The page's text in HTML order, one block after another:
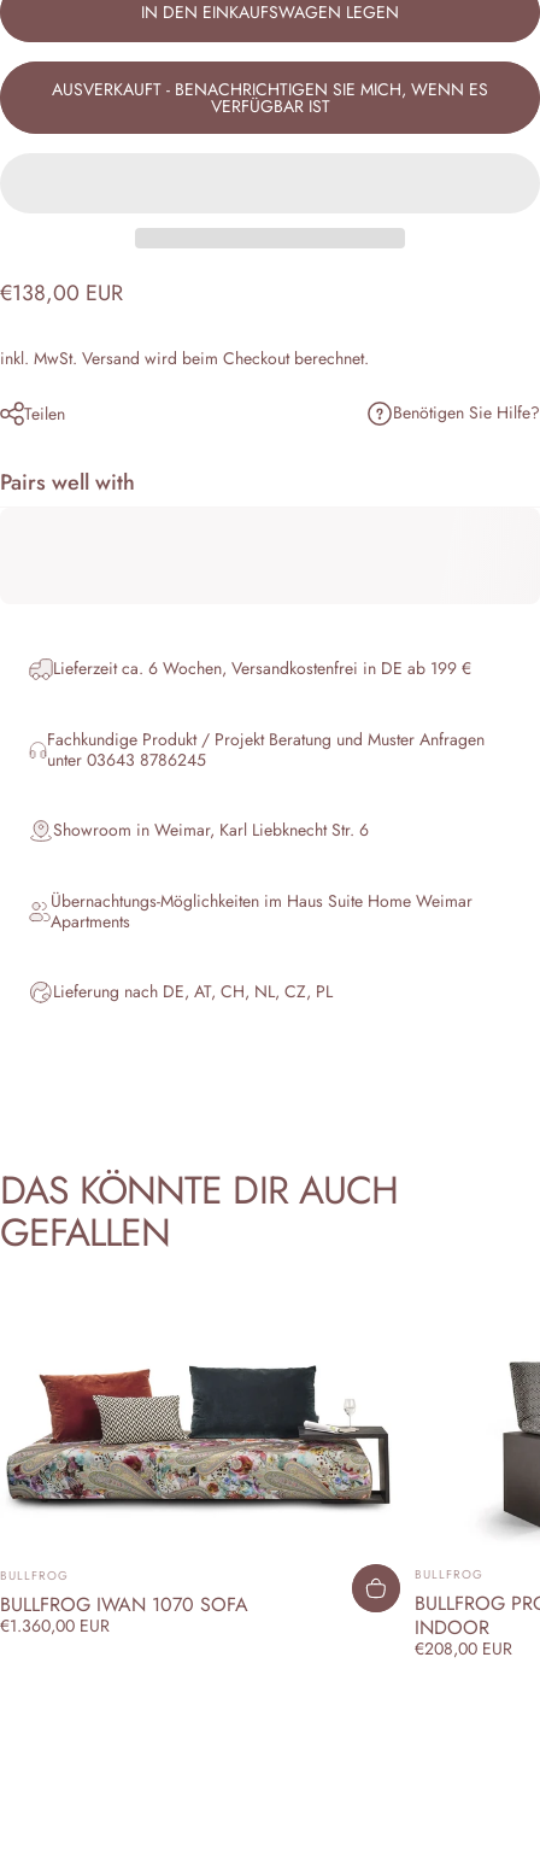
IN DEN EINKAUFSWAGEN LEGEN
AUSVERKAUFT - BENACHRICHTIGEN SIE MICH, WENN ES
VERFÜGBAR IST
€138,00 EUR
inkl. MwSt. Versand wird beim Checkout berechnet.
Teilen Benötigen Sie Hilfe?
Pairs well with
Lieferzeit ca. 6 Wochen, Versandkostenfrei in DE ab 199 €
Fachkundige Produkt / Projekt Beratung und Muster Anfragen
unter 03643 8786245
Showroom in Weimar, Karl Liebknecht Str. 6
Übernachtungs-Möglichkeiten im HausSuite Home Weimar
Apartments
Lieferung nach DE, AT, CH, NL, CZ, PL
DAS KÖNNTE DIR AUCH
GEFALLEN
ANBIETER:
BULLFROG
BULLFROG IWAN 1070 SOFA
€1.360,00 EUR
ANBIETER:
BULLFROG
BULLFROG
INDOOR
€208,00 EUR